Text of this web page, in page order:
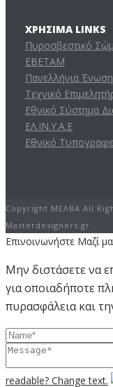
ΧΡΉΣΙΜΑ LINKS
Πυροσβεστικό
ΕΒΕΤΑΜ
Πανελλήνια
Τεχνικό
Εθνικό Σύστημα
ΕΛ.ΙΝ.Υ.Α.Ε
Εθνικό
Copyright ΜΕΛΒΑ All
Masterdesigners.gr
Επινοινωνήστε Μαζί
Μην διστάσετε να
για οποιαδήποτε
πυρασφάλεια και
readable? Change text.